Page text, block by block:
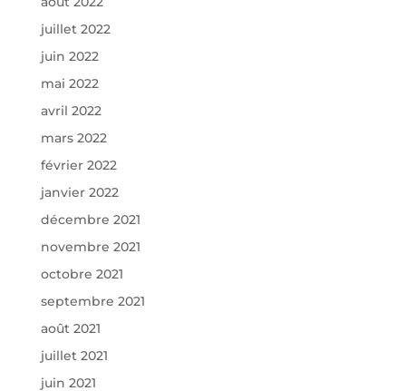
juillet 2022
juin 2022
mai 2022
avril 2022
mars 2022
février 2022
janvier 2022
décembre 2021
novembre 2021
octobre 2021
septembre 2021
août 2021
juillet 2021
juin 2021